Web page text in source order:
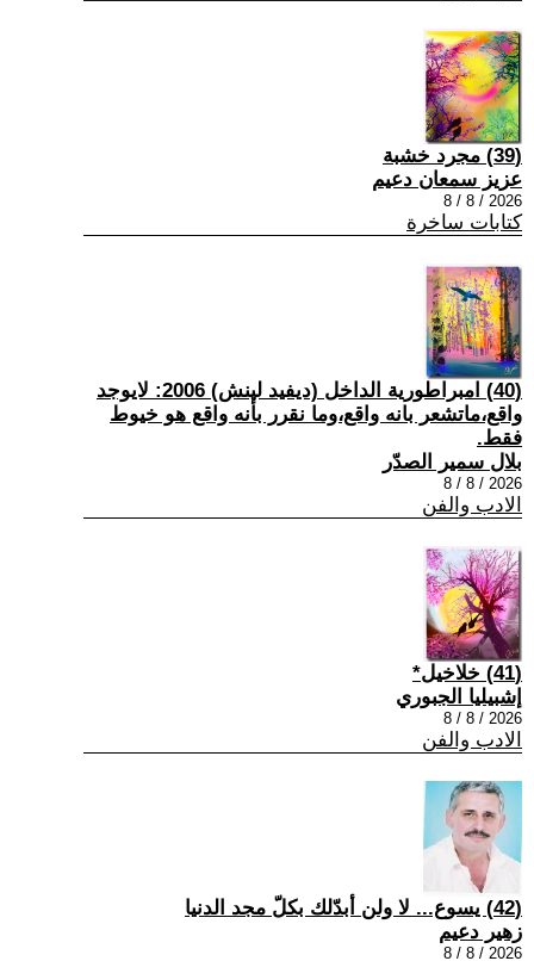
(39) مجرد خشبة
عزيز سمعان دعيم
2026 / 8 / 8
كتابات ساخرة
(40) امبراطورية الداخل (ديفيد لينش) 2006: لايوجد
واقع،ماتشعر بانه واقع،وما نقرر بأنه واقع هو خيوط
فقط.
بلال سمير الصدّر
2026 / 8 / 8
الادب والفن
(41) خلاخيل*
إشبيليا الجبوري
2026 / 8 / 8
الادب والفن
(42) يسوع... لا ولن أبدّلك بكلّ مجد الدنيا
زهير دعيم
2026 / 8 / 8